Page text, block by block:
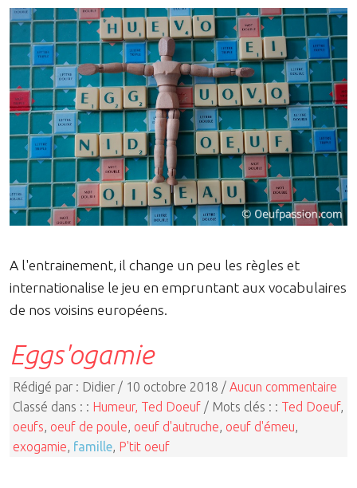
A l'entrainement, il change un peu les règles et
internationalise le jeu en empruntant aux vocabulaires
de nos voisins européens.
Eggs'ogamie
Rédigé par : Didier / 10 octobre 2018 / Aucun commentaire
Classé dans : : Humeur, Ted Doeuf / Mots clés : : Ted Doeuf,
oeufs, oeuf de poule, oeuf d'autruche, oeuf d'émeu,
exogamie, famille, P'tit oeuf